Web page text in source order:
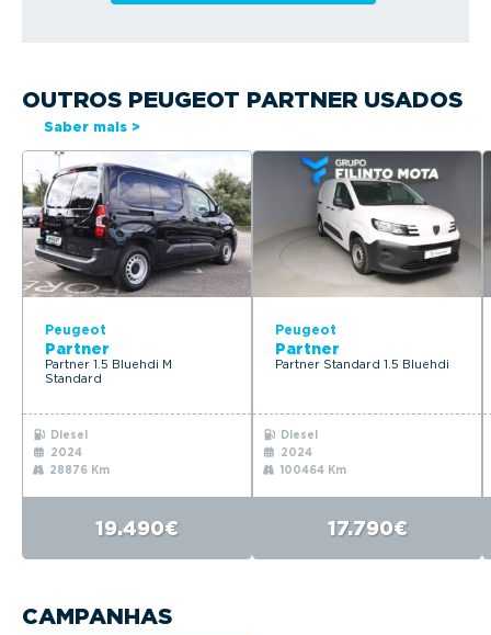
OUTROS PEUGEOT PARTNER USADOS
Saber mais >
Peugeot
Partner
Partner 1.5 Bluehdi M
Standard
Diesel
2024
28876 Km
19.490€
Peugeot
Partner
Partner Standard 1.5 Bluehdi
Diesel
2024
100464 Km
17.790€
CAMPANHAS